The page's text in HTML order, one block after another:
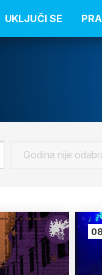
UKLJUČI SE